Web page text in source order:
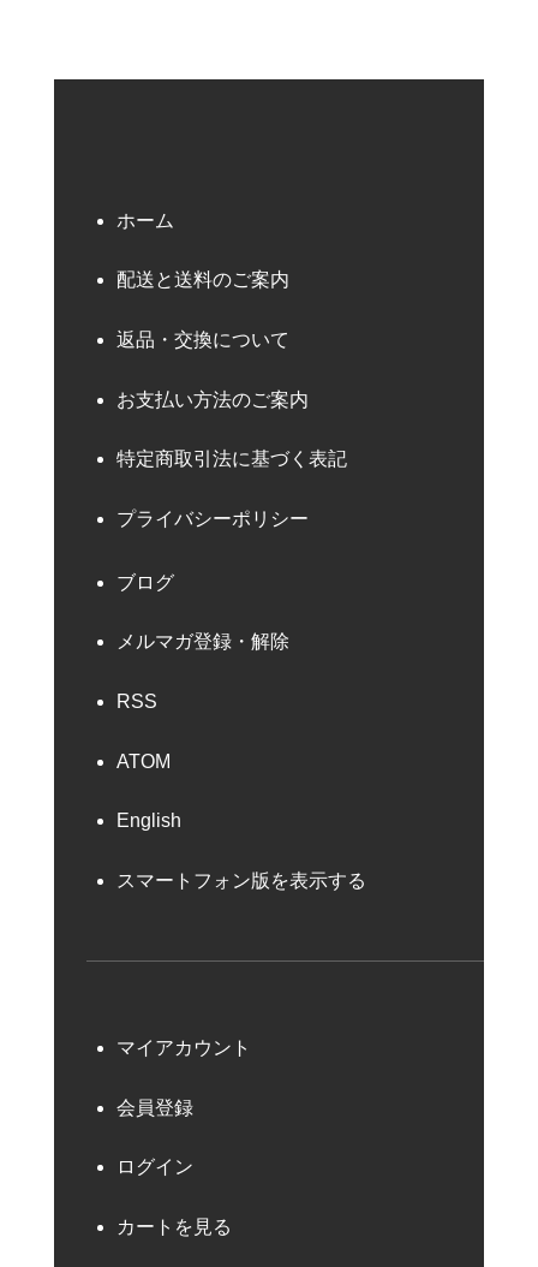
ホーム
配送と送料のご案内
返品・交換について
お支払い方法のご案内
特定商取引法に基づく表記
プライバシーポリシー
ブログ
メルマガ登録・解除
RSS
ATOM
English
スマートフォン版を表示する
マイアカウント
会員登録
ログイン
カートを見る